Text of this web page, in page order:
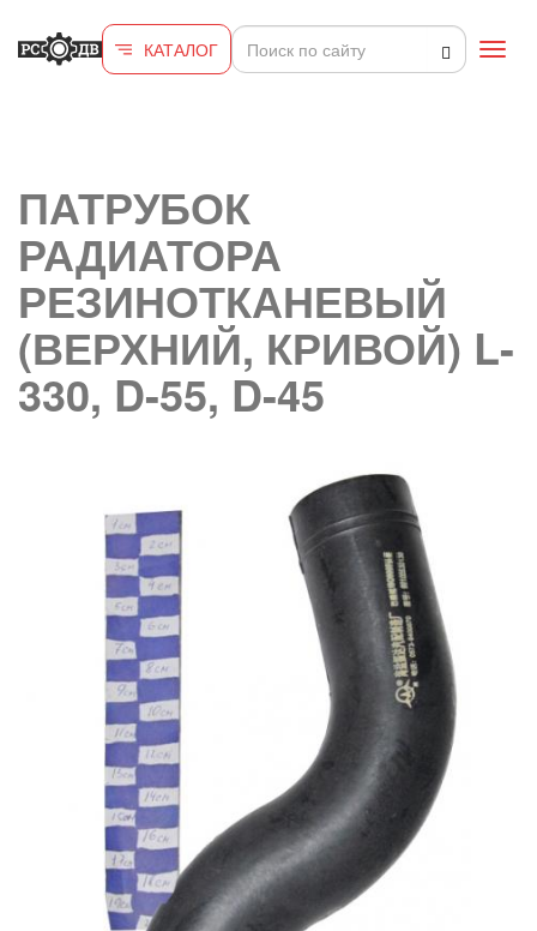
КАТАЛОГ
ПАТРУБОК
РАДИАТОРА
РЕЗИНОТКАНЕВЫЙ
(ВЕРХНИЙ, КРИВОЙ) L-
330, D-55, D-45